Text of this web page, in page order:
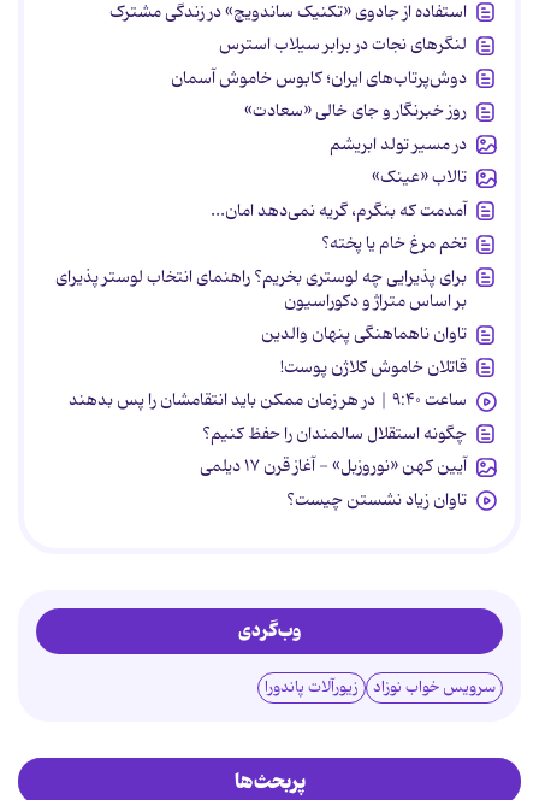
استفاده از جادوی «تکنیک ساندویچ» در زندگی مشترک
لنگرهای نجات در برابر سیلاب استرس
دوش‌پرتاب‌های ایران؛ کابوس خاموش آسمان
روز خبرنگار و جای خالی «سعادت»
در مسیر تولد ابریشم
تالاب «عینک»
آمدمت که بنگرم، گریه نمی‌دهد امان...
تخم مرغ خام یا پخته؟
برای پذیرایی چه لوستری بخریم؟ راهنمای انتخاب لوستر پذیرای
بر اساس متراژ و دکوراسیون
تاوان ناهماهنگی پنهان والدین
قاتلان خاموش کلاژن پوست!
ساعت ۹:۴۰ | در هر زمان ممکن باید انتقامشان را پس بدهند
چگونه استقلال سالمندان را حفظ کنیم؟
آیین کهن «نوروزبل» - آغاز قرن ۱۷ دیلمی
تاوان زیاد نشستن چیست؟
وب‌گردی
سرویس خواب نوزاد زیورآلات پاندورا
پربحث‌ها